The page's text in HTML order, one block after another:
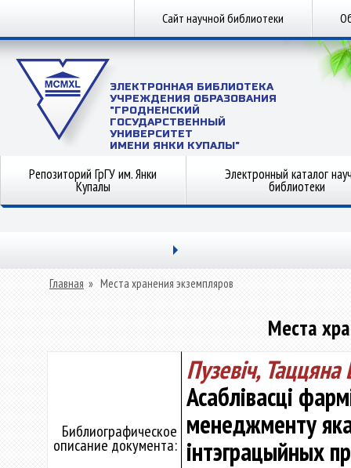
Сайт научной библиотеки
ЭЛЕКТРОННАЯ БИБЛИОТЕКА
УЧРЕЖДЕНИЯ ОБРАЗОВАНИЯ
"ГРОДНЕНСКИЙ
ГОСУДАРСТВЕННЫЙ
УНИВЕРСИТЕТ
ИМЕНИ ЯНКИ КУПАЛЫ"
Репозиторий ГрГУ им. Янки
Купалы
Электронный каталог
библиотеки
Главная » Места хранения экземпляров
Места
Библиографическое
описание документа:
Пузевіч, Таццяна
Асаблівасці
менеджменту
інтэграцыйных